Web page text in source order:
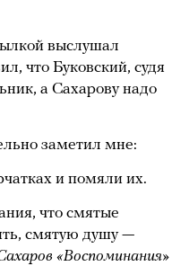
выслушал
что Буковский, судя
а Сахарову надо
заметил мне:
и помяли их.
что смятые
смятую душу —
«Воспоминания»